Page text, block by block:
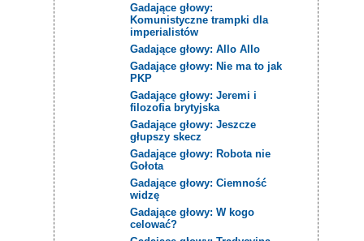
Gadające głowy:
Komunistyczne trampki dla
imperialistów
Gadające głowy: Allo Allo
Gadające głowy: Nie ma to jak
PKP
Gadające głowy: Jeremi i
filozofia brytyjska
Gadające głowy: Jeszcze
głupszy skecz
Gadające głowy: Robota nie
Gołota
Gadające głowy: Ciemność
widzę
Gadające głowy: W kogo
celować?